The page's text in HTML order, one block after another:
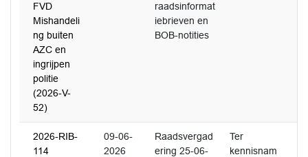
FVD
Mishandeli
ng buiten
AZC en
ingrijpen
politie
(2026-V-
52)
raadsinformat
iebrieven en
BOB-notities
2026-RIB-
114
09-06-
2026
Raadsvergad
ering 25-06-
Ter
kennisnam